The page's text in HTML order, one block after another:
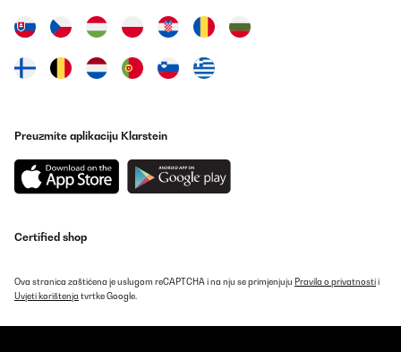
Preuzmite aplikaciju Klarstein
Certified shop
Ova stranica zaštićena je uslugom reCAPTCHA i na nju se primjenjuju Pravila o privatnostii
Uvjeti korištenja tvrtke Google.